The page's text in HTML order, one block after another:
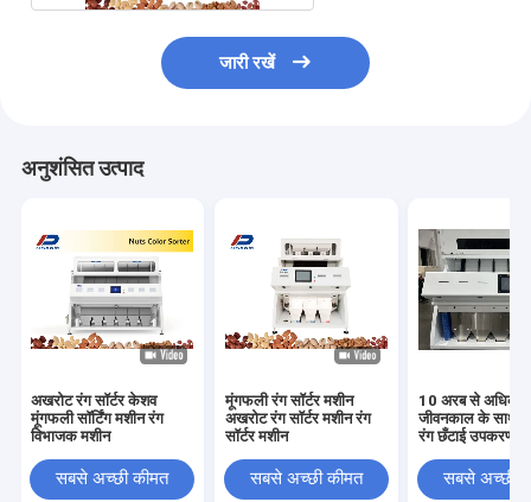
जारी रखें
अनुशंसित उत्पाद
अखरोट रंग सॉर्टर केशव
मूंगफली सॉर्टिंग मशीन रंग
विभाजक मशीन
सबसे अच्छी कीमत
मूंगफली रंग सॉर्टर मशीन
अखरोट रंग सॉर्टर मशीन रंग
सॉर्टर मशीन
सबसे अच्छी कीमत
10 अरब से अधिक
जीवनकाल के साथ
रंग छँटाई उपकरण
सबसे अच्छी